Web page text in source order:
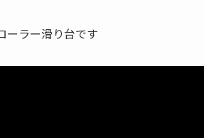
ーラー滑り台です